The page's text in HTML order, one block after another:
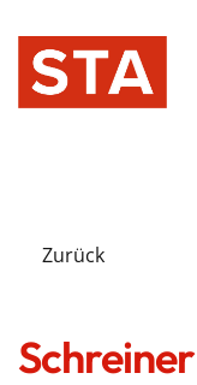
Zurück